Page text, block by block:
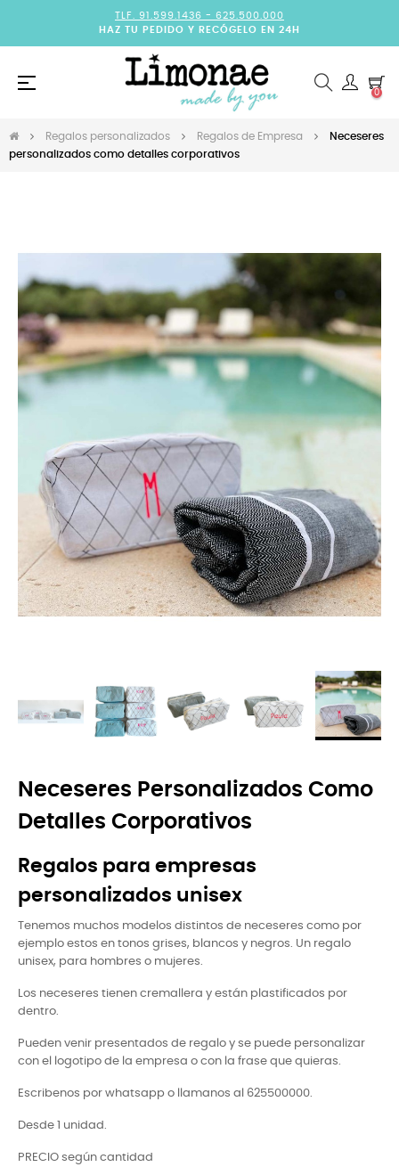
TLF. 91.599.1436 - 625.500.000
HAZ TU PEDIDO Y RECÓGELO EN 24H
Navegación
☰
0
Regalos personalizados Regalos de Empresa
Neceseres
personalizados como detalles corporativos
Neceseres Personalizados Como
Detalles Corporativos
Regalos para empresas
personalizados unisex
Tenemos muchos modelos distintos de neceseres como por
ejemplo estos en tonos grises, blancos y negros. Un regalo
unisex, para hombres o mujeres.
Los neceseres tienen cremallera y están plastificados por
dentro.
Pueden venir presentados de regalo y se puede personalizar
con el logotipo de la empresa o con la frase que quieras.
Escribenos por whatsapp o llamanos al 625500000.
Desde 1 unidad.
PRECIO según cantidad